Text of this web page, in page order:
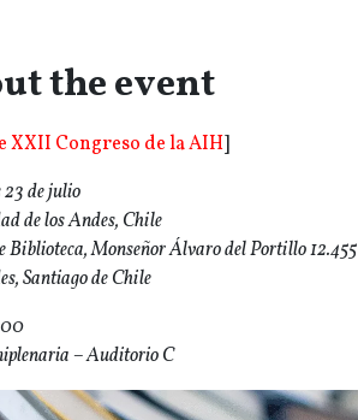
the event
XXII Congreso de la AIH]
de julio
de los Andes, Chile
Biblioteca, Monseñor Álvaro del Portillo 12.455
Santiago de Chile
– Auditorio C